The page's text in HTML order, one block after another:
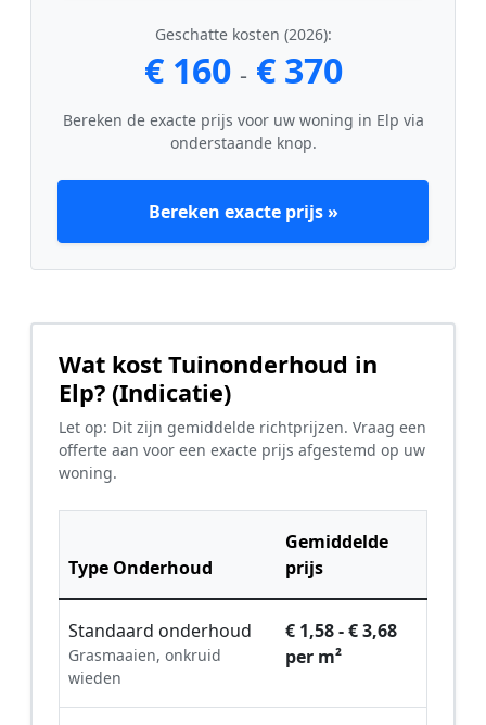
Geschatte kosten (2026):
€ 160 - € 370
Bereken de exacte prijs voor uw woning in Elp via
onderstaande knop.
Bereken exacte prijs »
Wat kost Tuinonderhoud in
Elp? (Indicatie)
Let op: Dit zijn gemiddelde richtprijzen. Vraag een
offerte aan voor een exacte prijs afgestemd op uw
woning.
Type Onderhoud
Gemiddelde
prijs
Standaard onderhoud
Grasmaaien, onkruid
wieden
€ 1,58 - € 3,68
per m²